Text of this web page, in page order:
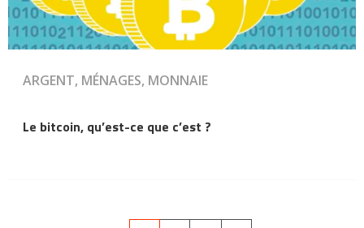
ARGENT, MÉNAGES, MONNAIE
Le bitcoin, qu’est-ce que c’est ?